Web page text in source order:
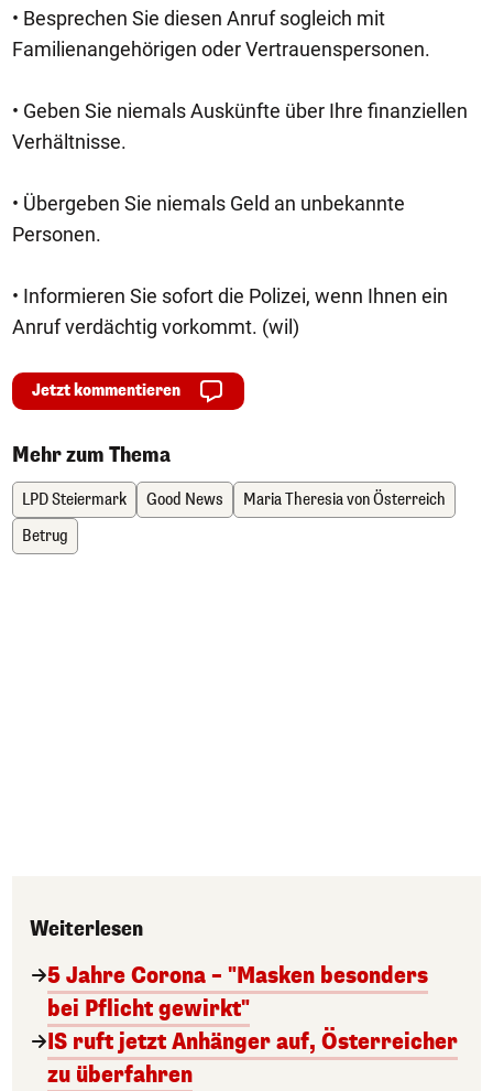
• Besprechen Sie diesen Anruf sogleich mit
Familienangehörigen oder Vertrauenspersonen.
• Geben Sie niemals Auskünfte über Ihre finanziellen
Verhältnisse.
• Übergeben Sie niemals Geld an unbekannte
Personen.
• Informieren Sie sofort die Polizei, wenn Ihnen ein
Anruf verdächtig vorkommt. (wil)
Jetzt kommentieren
Mehr zum Thema
LPD Steiermark Good News
Maria Theresia von Österreich
Betrug
Weiterlesen
5 Jahre Corona – "Masken besonders
bei Pflicht gewirkt"
IS ruft jetzt Anhänger auf, Österreicher
zu überfahren